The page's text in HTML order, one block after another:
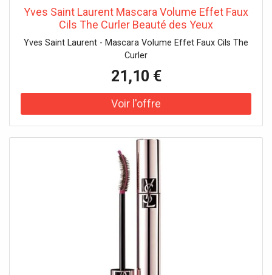
mouvement de zig-zag vers le haut et vers l'extérieur. 3.
Sur les cils intérieurs et inférieurs, utilisez seulement la
pointe de la brosse et appliquez sur des cils
individuelsIngrédients :Avertissement : les listes
d'ingrédients entrant dans la composition des produits
sont régulièrement mises à jour. Avant toute utilisation
d'un produit, veuillez prendre connaissance de la liste
d'ingrédients située sur son emballage afin de vous
assurer que les ingrédients sont adaptés à votre utilisation
DIMER DILINOLEATE • BUTYROSPERMUM PARKII BUTTER
/ SHEA BUTTER • CELLULOSE • DIMER DILINOLEYL DIMER
DILINOLEATE • POLYGLYCERYL-3 BEESWAX • HELIANTHUS
ANNUUS SEED CERA / SUNFLOWER SEED WAX •
HYDROGENATED CASTOR OIL DIMER DILINOLEATE •
CANDELILLA WAX / CIRE DE CANDELILLA • PASSIFLORA
Yves Saint Laurent Mascara Volume Effet Faux
Cils The Curler Beauté des Yeux
Yves Saint Laurent - Mascara Volume Effet Faux Cils The
Curler
21,10 €